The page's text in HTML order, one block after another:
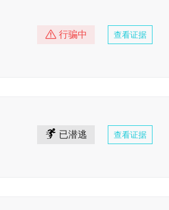
行骗中 查看证据
已潜逃 查看证据